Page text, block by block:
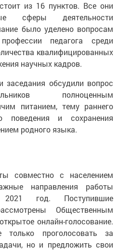
из 16 пунктов. Все они
сферы деятельности
было уделено вопросам
педагога среди
квалифицированных
научных кадров.
заседания обсудили вопрос
полноценным
питанием, тему раннего
поведения и сохранения
родного языка.
совместно с населением
направления работы
год. Поступившие
Общественным
онлайн-голосование.
проголосовать за
но и предложить свои